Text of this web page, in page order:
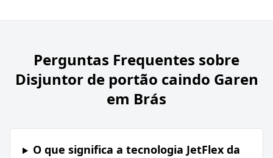
Perguntas Frequentes sobre
Disjuntor de portão caindo Garen
em Brás
O que significa a tecnologia JetFlex da